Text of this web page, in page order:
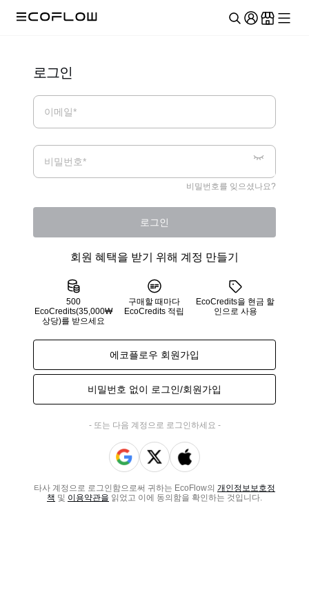
로그인
이메일*
비밀번호*
비밀번호를 잊으셨나요?
로그인
회원 혜택을 받기 위해 계정 만들기
500
EcoCredits(35,000₩
상당)를 받으세요
구매할 때마다
EcoCredits 적립
EcoCredits을 현금 할
인으로 사용
에코플로우 회원가입
비밀번호 없이 로그인/회원가입
- 또는 다음 계정으로 로그인하세요 -
타사 계정으로 로그인함으로써 귀하는 EcoFlow의 개인정보보호정
책 및 이용약관을 읽었고 이에 동의함을 확인하는 것입니다.